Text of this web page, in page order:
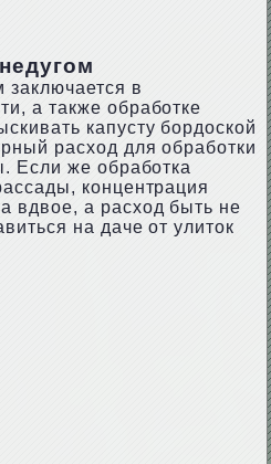
заключается в
а также обработке
капусту бордоской
расход для обработки
Если же обработка
концентрация
вдвое, а расход быть не
на даче от улиток